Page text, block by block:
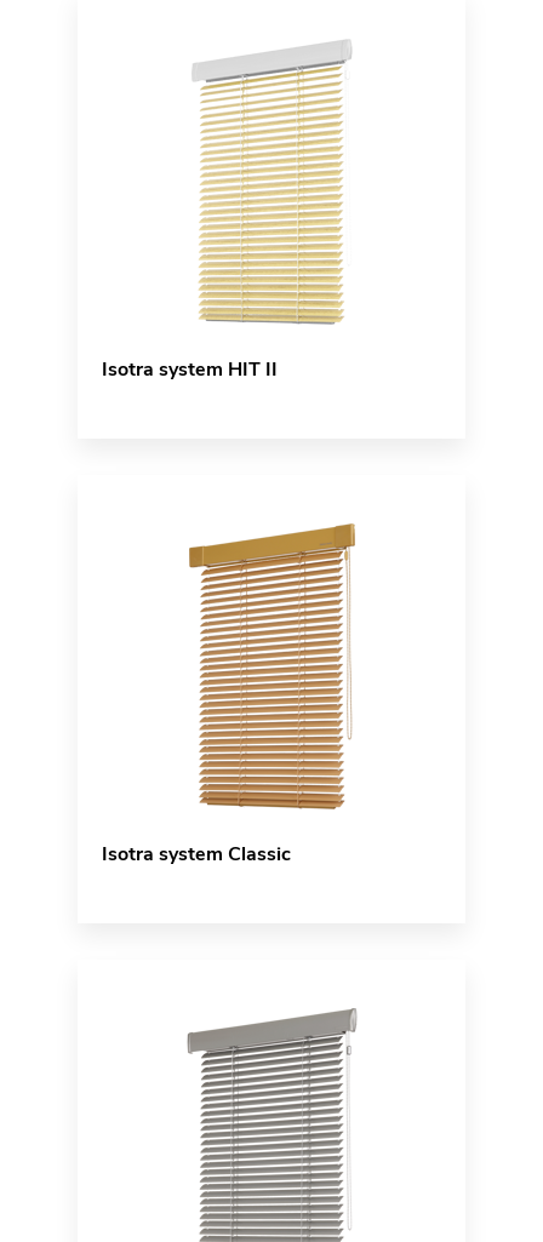
Isotra system HIT II
Isotra system Classic